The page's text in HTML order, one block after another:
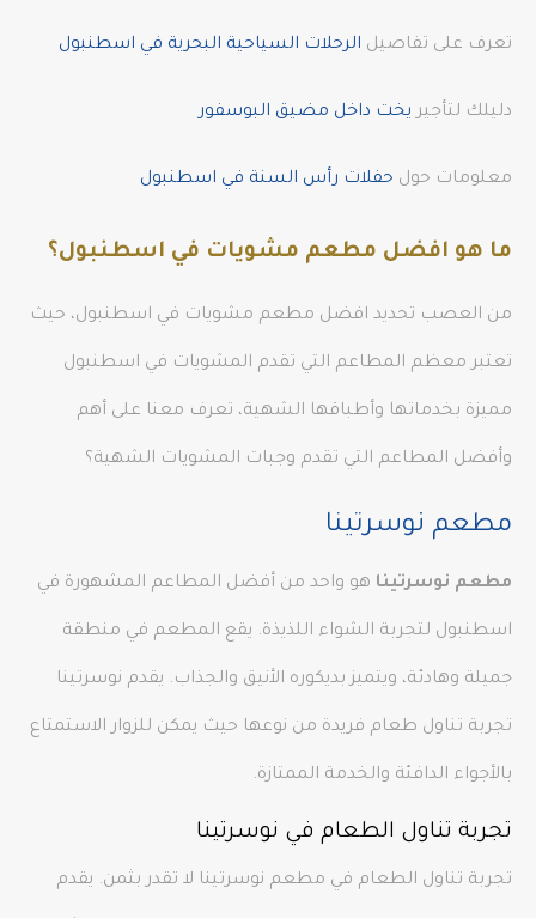
تعرف على تفاصيل الرحلات السياحية البحرية في اسطنبول
دليلك لتأجير يخت داخل مضيق البوسفور
معلومات حول حفلات رأس السنة في اسطنبول
ما هو افضل مطعم مشويات في اسطنبول؟
من العصب تحديد افضل مطعم مشويات في اسطنبول، حيث
تعتبر معظم المطاعم التي تقدم المشويات في اسطنبول
مميزة بخدماتها وأطباقها الشهية، تعرف معنا على أهم
وأفضل المطاعم التي تقدم وجبات المشويات الشهية؟
مطعم نوسرتينا
مطعم نوسرتينا هو واحد من أفضل المطاعم المشهورة في
اسطنبول لتجربة الشواء اللذيذة. يقع المطعم في منطقة
جميلة وهادئة، ويتميز بديكوره الأنيق والجذاب. يقدم نوسرتينا
تجربة تناول طعام فريدة من نوعها حيث يمكن للزوار الاستمتاع
بالأجواء الدافئة والخدمة الممتازة.
تجربة تناول الطعام في نوسرتينا
تجربة تناول الطعام في مطعم نوسرتينا لا تقدر بثمن. يقدم